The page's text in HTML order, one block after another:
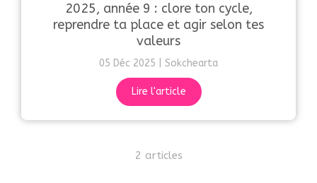
2025, année 9 : clore ton cycle,
reprendre ta place et agir selon tes
valeurs
05 Déc 2025 Sokchearta
Lire l'article
2 articles